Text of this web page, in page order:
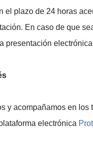
el plazo de 24 horas
En caso de que
presentación
y acompañamos en los
electrónica